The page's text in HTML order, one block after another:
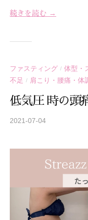
続きを読む →
ファスティング / 体型・
不足 / 肩こり・腰痛・体
低気圧 時の頭
2021-07-04
R
A
Z
Z